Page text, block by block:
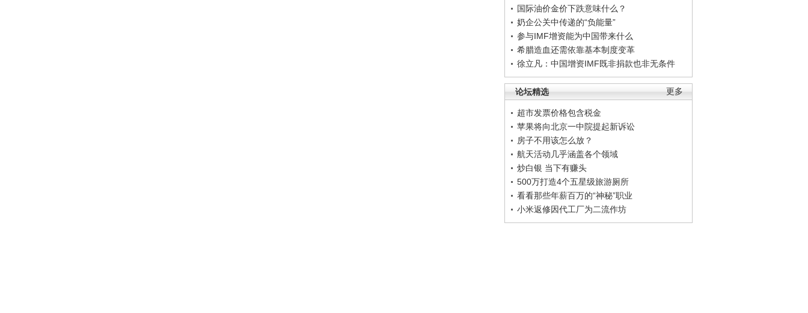
国际油价金价下跌意味什么？
奶企公关中传递的“负能量”
参与IMF增资能为中国带来什么
希腊造血还需依靠基本制度变革
徐立凡：中国增资IMF既非捐款也非无条件
更多
论坛精选
超市发票价格包含税金
苹果将向北京一中院提起新诉讼
房子不用该怎么放？
航天活动几乎涵盖各个领域
炒白银 当下有赚头
500万打造4个五星级旅游厕所
看看那些年薪百万的“神秘”职业
小米返修因代工厂为二流作坊